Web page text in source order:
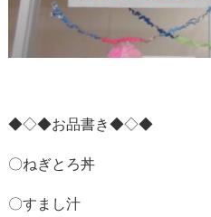
◆◇◆お品書き◆◇◆
〇ねぎとろ丼
〇すまし汁